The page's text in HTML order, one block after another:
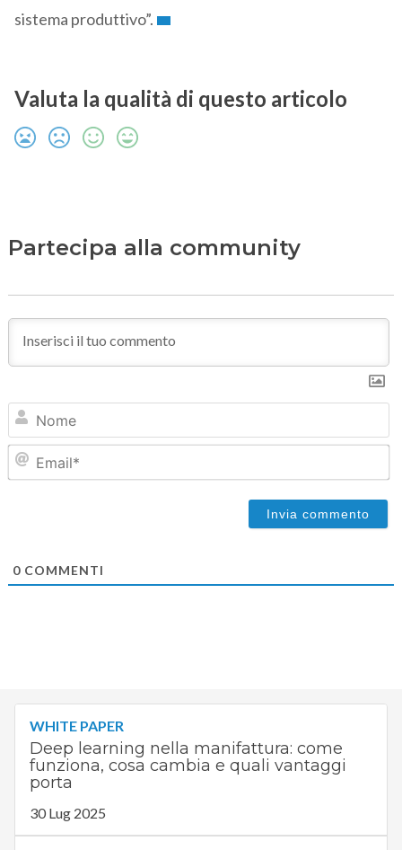
sistema produttivo”.
Valuta la qualità di questo articolo
Partecipa alla community
0COMMENTI
WHITE PAPER
Deep learning nella manifattura: come
funziona, cosa cambia e quali vantaggi
porta
30 Lug 2025